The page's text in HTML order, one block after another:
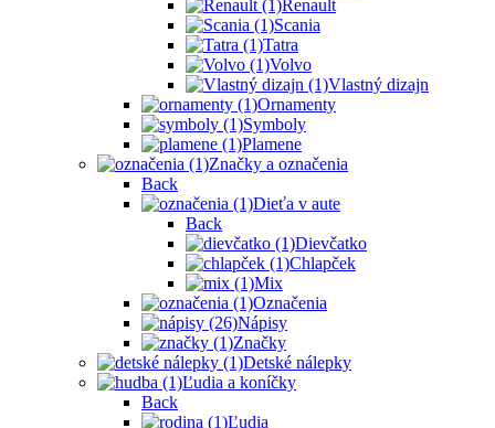
Renault
Scania
Tatra
Volvo
Vlastný dizajn
Ornamenty
Symboly
Plamene
Značky a označenia
Back
Dieťa v aute
Back
Dievčatko
Chlapček
Mix
Označenia
Nápisy
Značky
Detské nálepky
Ľudia a koníčky
Back
Ľudia